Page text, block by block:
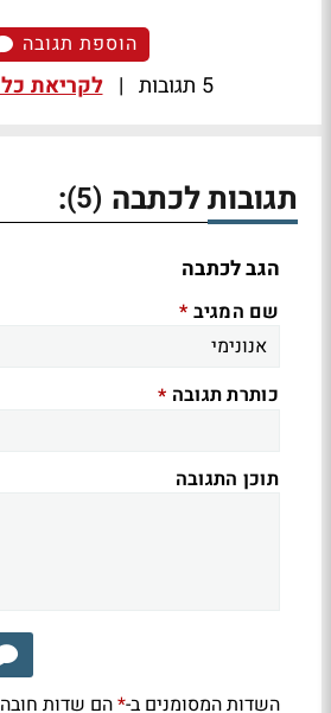
הוספת תגובה
5 תגובות | לקריאת
תגובות לכתבה (5)
:
הגב לכתבה
שם המגיב *
כותרת תגובה *
תוכן התגובה
השדות המסומנים ב-*הם שדות חובה